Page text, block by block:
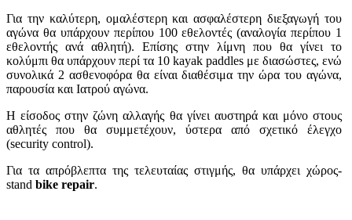
Για την καλύτερη, ομαλέστερη και ασφαλέστερη διεξαγωγή του
αγώνα θα υπάρχουν περίπου 100 εθελοντές (αναλογία περίπου 1
εθελοντής ανά αθλητή). Επίσης στην λίμνη που θα γίνει το
κολύμπι θα υπάρχουν περί τα 10 kayak paddles με διασώστες, ενώ
συνολικά 2 ασθενοφόρα θα είναι διαθέσιμα την ώρα του αγώνα,
παρουσία και Ιατρού αγώνα.
Η είσοδος στην ζώνη αλλαγής θα γίνει αυστηρά και μόνο στους
αθλητές που θα συμμετέχουν, ύστερα από σχετικό έλεγχο
(security control).
Για τα απρόβλεπτα της τελευταίας στιγμής, θα υπάρχει χώρος-
stand bike repair.